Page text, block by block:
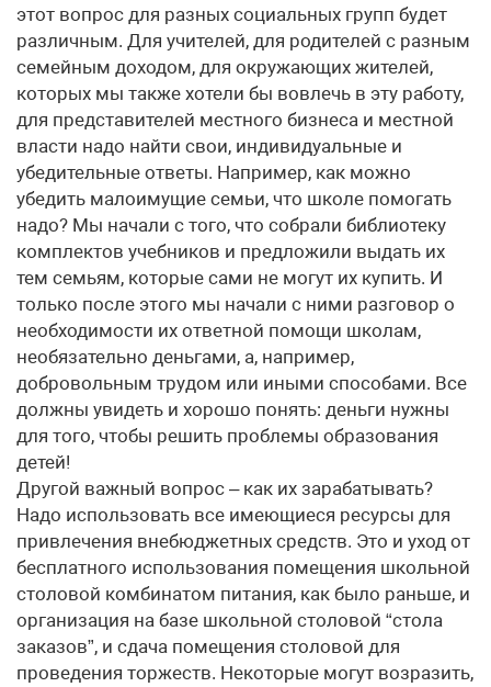
этот вопрос для разных социальных групп будет
различным. Для учителей, для родителей с разным
семейным доходом, для окружающих жителей,
которых мы также хотели бы вовлечь в эту работу,
для представителей местного бизнеса и местной
власти надо найти свои, индивидуальные и
убедительные ответы. Например, как можно
убедить малоимущие семьи, что школе помогать
надо? Мы начали с того, что собрали библиотеку
комплектов учебников и предложили выдать их
тем семьям, которые сами не могут их купить. И
только после этого мы начали с ними разговор о
необходимости их ответной помощи школам,
необязательно деньгами, а, например,
добровольным трудом или иными способами. Все
должны увидеть и хорошо понять: деньги нужны
для того, чтобы решить проблемы образования
детей!
Другой важный вопрос – как их зарабатывать?
Надо использовать все имеющиеся ресурсы для
привлечения внебюджетных средств. Это и уход от
бесплатного использования помещения школьной
столовой комбинатом питания, как было раньше, и
организация на базе школьной столовой “стола
заказов”, и сдача помещения столовой для
проведения торжеств. Некоторые могут возразить,